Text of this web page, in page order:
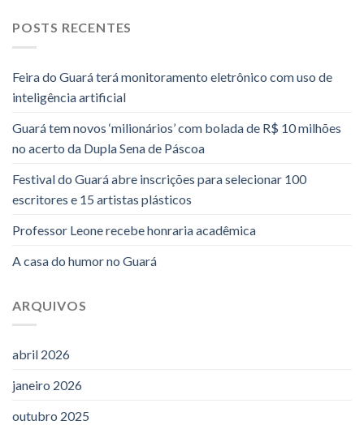
POSTS RECENTES
Feira do Guará terá monitoramento eletrônico com uso de
inteligência artificial
Guará tem novos ‘milionários’ com bolada de R$ 10 milhões
no acerto da Dupla Sena de Páscoa
Festival do Guará abre inscrições para selecionar 100
escritores e 15 artistas plásticos
Professor Leone recebe honraria acadêmica
A casa do humor no Guará
ARQUIVOS
abril 2026
janeiro 2026
outubro 2025